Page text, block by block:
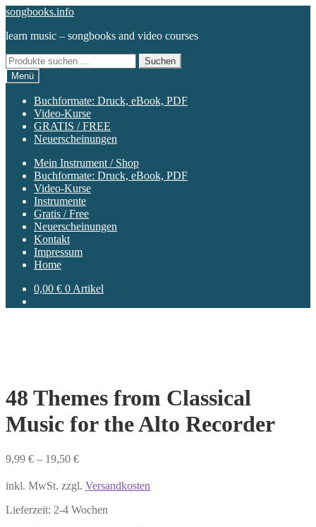
Zur
springen
Zum
springen
songbooks.info
learn music – songbooks and video courses
Suchen
nach:
Suchen
Menü
Buchformate: Druck, eBook, PDF
Video-Kurse
GRATIS / FREE
Neuerscheinungen
Mein Instrument / Shop
Buchformate: Druck, eBook, PDF
Video-Kurse
Instrumente
Gratis / Free
Neuerscheinungen
Kontakt
Impressum
Home
0,00 € 0 Artikel
48 Themes from Classical
Music for the Alto Recorder
9,99 € – 19,50 €
inkl. MwSt. zzgl. Versandkosten
Lieferzeit: 2-4 Wochen